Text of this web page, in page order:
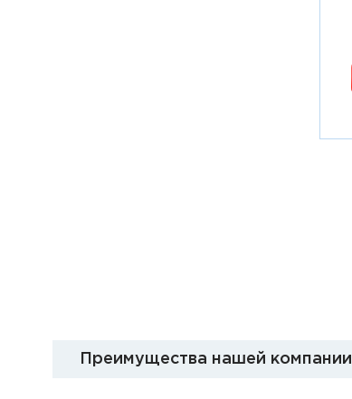
Преимущества нашей компании